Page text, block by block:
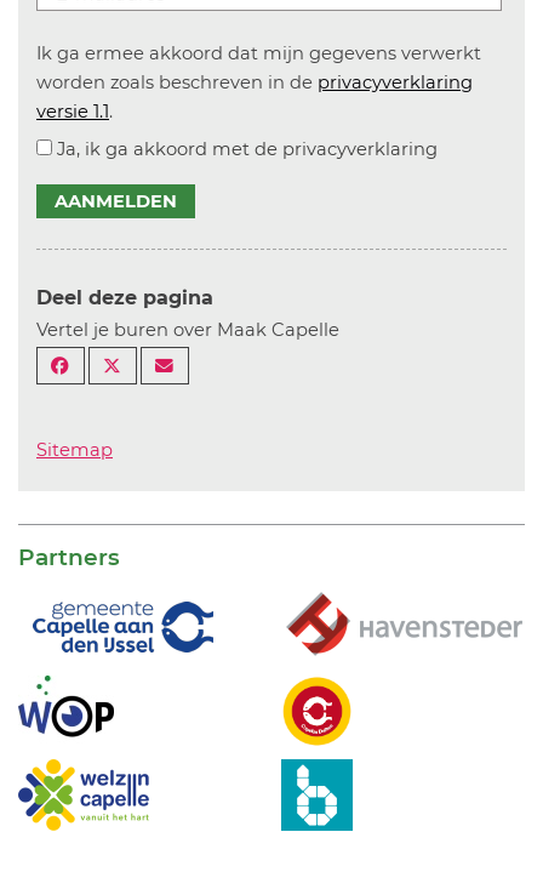
Ik ga ermee akkoord dat mijn gegevens verwerkt
worden zoals beschreven in de privacyverklaring
versie 1.1.
Ja, ik ga akkoord met de privacyverklaring
AANMELDEN
Deel deze pagina
Vertel je buren over Maak Capelle
Sitemap
Partners